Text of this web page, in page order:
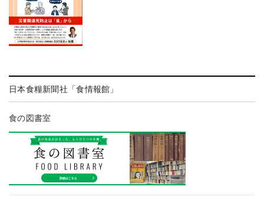
日本食糧新聞社「食情報館」
食の図書室